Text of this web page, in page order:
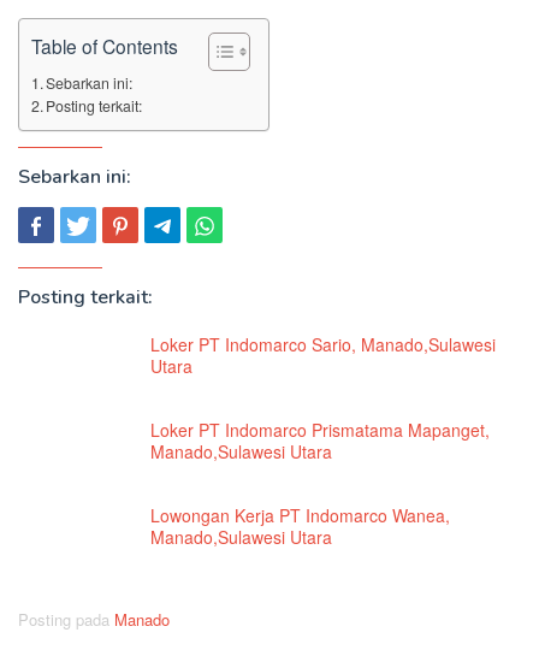
Table of Contents
Sebarkan ini:
Posting terkait:
Sebarkan ini:
Posting terkait:
Loker PT Indomarco Sario, Manado,Sulawesi
Utara
Loker PT Indomarco Prismatama Mapanget,
Manado,Sulawesi Utara
Lowongan Kerja PT Indomarco Wanea,
Manado,Sulawesi Utara
Posting pada Manado